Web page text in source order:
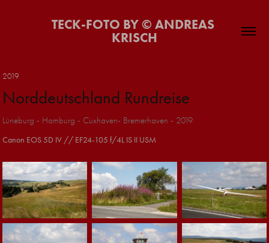
TECK-FOTO BY © ANDREAS
KRISCH
2019
Norddeutschland Rundreise
Lüneburg - Hamburg - Cuxhaven- Bremerhaven - 2019
Canon EOS 5D IV // EF24-105 f/4L IS II USM